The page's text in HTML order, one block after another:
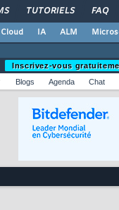
TUTORIELS FAQ
Cloud IA ALM
Inscrivez-vous
Blogs Agenda Chat